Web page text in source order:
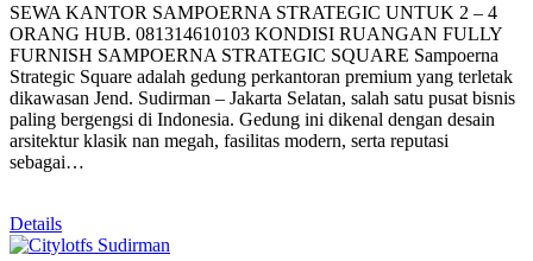
SEWA KANTOR SAMPOERNA STRATEGIC UNTUK 2 – 4
ORANG HUB. 081314610103 KONDISI RUANGAN FULLY
FURNISH SAMPOERNA STRATEGIC SQUARE Sampoerna
Strategic Square adalah gedung perkantoran premium yang terletak
dikawasan Jend. Sudirman – Jakarta Selatan, salah satu pusat bisnis
paling bergengsi di Indonesia. Gedung ini dikenal dengan desain
arsitektur klasik nan megah, fasilitas modern, serta reputasi
sebagai…
Details